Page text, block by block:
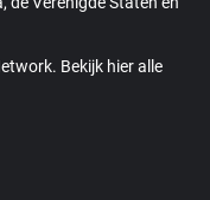
Bekijk hier alle